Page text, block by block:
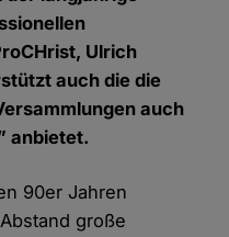
Ulrich
auch die die
auch
anbietet.
90er Jahren
große